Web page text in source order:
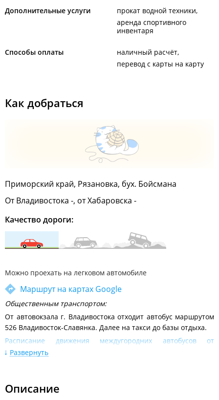
Дополнительные услуги
прокат водной техники
аренда спортивного
инвентаря
Способы оплаты
наличный расчёт
перевод с карты на карту
Как добраться
Приморский край, Рязановка, бух. Бойсмана
От Владивостока -, от Хабаровска -
Качество дороги:
Можно проехать на легковом автомобиле
Маршрут на картах Google
Общественным транспортом:
От автовокзала г. Владивостока отходит автобус маршрутом
526 Владивосток-Славянка. Далее на такси до базы отдыха.
Расписание движения междугородних автобусов от
автовокзала Владивосток
поворота на п. Кипарисово (60 км.). Далее, следуя указателю,
Развернуть
Описание